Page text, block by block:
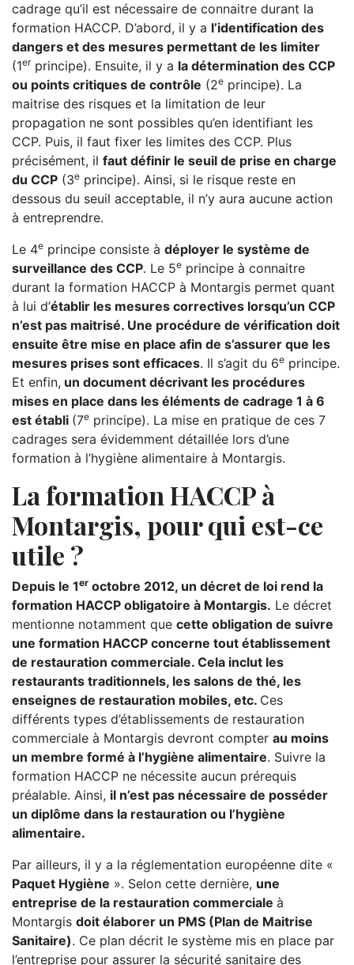
cadrage qu’il est nécessaire de connaitre durant la
formation HACCP. D’abord, il y a l’identification des
dangers et des mesures permettant de les limiter
(1erprincipe). Ensuite, il y a la détermination des CCP
ou points critiques de contrôle (2e principe). La
maitrise des risques et la limitation de leur
propagation ne sont possibles qu’en identifiant les
CCP. Puis, il faut fixer les limites des CCP. Plus
précisément, il faut définir le seuil de prise en charge
du CCP (3e principe). Ainsi, si le risque reste en
dessous du seuil acceptable, il n’y aura aucune action
à entreprendre.
Le 4e principe consiste à déployer le système de
surveillance des CCP. Le 5e principe à connaitre
durant la formation HACCP à Montargis permet quant
à lui d’établir les mesures correctives lorsqu’un CCP
n’est pas maitrisé. Une procédure de vérification doit
ensuite être mise en place afin de s’assurer que les
mesures prises sont efficaces. Il s’agit du 6e principe.
Et enfin, un document décrivant les procédures
mises en place dans les éléments de cadrage 1 à 6
est établi (7e principe). La mise en pratique de ces 7
cadrages sera évidemment détaillée lors d’une
formation à l’hygiène alimentaire à Montargis.
La formation HACCP à
Montargis, pour qui est-ce
utile ?
Depuis le 1er octobre 2012, un décret de loi rend la
formation HACCP obligatoire à Montargis. Le décret
mentionne notamment que cette obligation de suivre
une formation HACCP concerne tout établissement
de restauration commerciale. Cela inclut les
restaurants traditionnels, les salons de thé, les
enseignes de restauration mobiles, etc. Ces
différents types d’établissements de restauration
commerciale à Montargis devront compter au moins
un membre formé à l’hygiène alimentaire. Suivre la
formation HACCP ne nécessite aucun prérequis
préalable. Ainsi, il n’est pas nécessaire de posséder
un diplôme dans la restauration ou l’hygiène
alimentaire.
Par ailleurs, il y a la réglementation européenne dite «
Paquet Hygiène ». Selon cette dernière, une
entreprise de la restauration commerciale à
Montargis doit élaborer un PMS (Plan de Maitrise
Sanitaire). Ce plan décrit le système mis en place par
l’entreprise pour assurer la sécurité sanitaire des